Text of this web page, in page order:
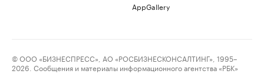
AppGallery
© ООО «БИЗНЕСПРЕСС», АО «РОСБИЗНЕСКОНСАЛТИНГ», 1995–
2026. Сообщения и материалы информационного агентства «РБК»